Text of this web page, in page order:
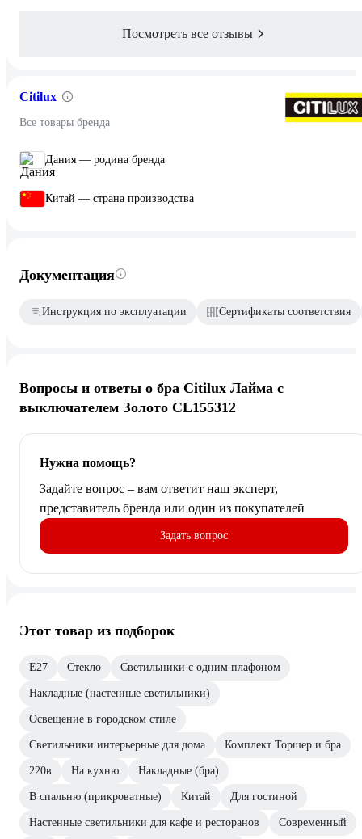
Посмотреть все отзывы
Citilux
Все товары бренда
Дания — родина бренда
Китай — страна производства
Документация
Инструкция по эксплуатации Сертификаты соответствия
Вопросы и ответы о бра Citilux Лайма с
выключателем Золото CL155312
Нужна помощь?
Задайте вопрос – вам ответит наш эксперт,
представитель бренда или один из покупателей
Задать вопрос
Этот товар из подборок
E27 Стекло Светильники с одним плафоном
Накладные (настенные светильники)
Освещение в городском стиле
Светильники интерьерные для дома Комплект Торшер и бра
220в На кухню Накладные (бра)
В спальню (прикроватные) Китай Для гостиной
Настенные светильники для кафе и ресторанов Современный